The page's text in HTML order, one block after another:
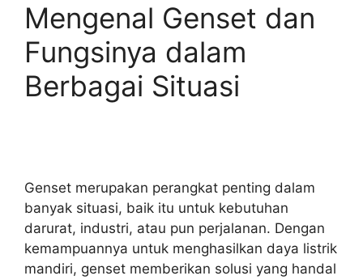
Mengenal Genset dan
Fungsinya dalam
Berbagai Situasi
Genset merupakan perangkat penting dalam
banyak situasi, baik itu untuk kebutuhan
darurat, industri, atau pun perjalanan. Dengan
kemampuannya untuk menghasilkan daya listrik
mandiri, genset memberikan solusi yang handal